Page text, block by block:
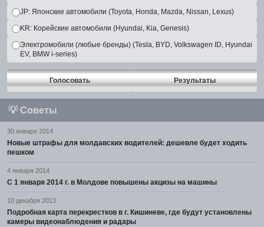
JP: Японские автомобили (Toyota, Honda, Mazda, Nissan, Lexus)
KR: Корейские автомобили (Hyundai, Kia, Genesis)
Электромобили (любые бренды) (Tesla, BYD, Volkswagen ID, Hyundai
EV, BMW i-series)
Голосовать Результаты
💡 Советы
30 января 2014
Новые штрафы для молдавских водителей: дешевле будет ходить
пешком
4 января 2014
С 1 января 2014 г. в Молдове повышены акцизы на машины
10 декабря 2013
Подробная карта перекрестков в г. Кишиневе, где будут установлены
камеры видеонаблюдения и радары